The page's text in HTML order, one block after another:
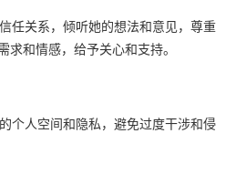
任关系，倾听她的想法和意见，尊重
和情感，给予关心和支持。
个人空间和隐私，避免过度干涉和侵